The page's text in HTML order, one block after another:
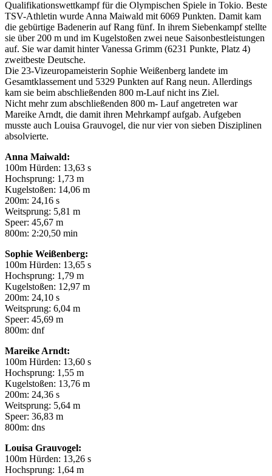
Qualifikationswettkampf für die Olympischen Spiele in Tokio. Beste
TSV-Athletin wurde Anna Maiwald mit 6069 Punkten. Damit kam
die gebürtige Badenerin auf Rang fünf. In ihrem Siebenkampf stellte
sie über 200 m und im Kugelstoßen zwei neue Saisonbestleistungen
auf. Sie war damit hinter Vanessa Grimm (6231 Punkte, Platz 4)
zweitbeste Deutsche.
Die 23-Vizeuropameisterin Sophie Weißenberg landete im
Gesamtklassement und 5329 Punkten auf Rang neun. Allerdings
kam sie beim abschließenden 800 m-Lauf nicht ins Ziel.
Nicht mehr zum abschließenden 800 m- Lauf angetreten war
Mareike Arndt, die damit ihren Mehrkampf aufgab. Aufgeben
musste auch Louisa Grauvogel, die nur vier von sieben Disziplinen
absolvierte.
Anna Maiwald:
100m Hürden: 13,63 s
Hochsprung: 1,73 m
Kugelstoßen: 14,06 m
200m: 24,16 s
Weitsprung: 5,81 m
Speer: 45,67 m
800m: 2:20,50 min
Sophie Weißenberg:
100m Hürden: 13,65 s
Hochsprung: 1,79 m
Kugelstoßen: 12,97 m
200m: 24,10 s
Weitsprung: 6,04 m
Speer: 45,69 m
800m: dnf
Mareike Arndt:
100m Hürden: 13,60 s
Hochsprung: 1,55 m
Kugelstoßen: 13,76 m
200m: 24,36 s
Weitsprung: 5,64 m
Speer: 36,83 m
800m: dns
Louisa Grauvogel:
100m Hürden: 13,26 s
Hochsprung: 1,64 m